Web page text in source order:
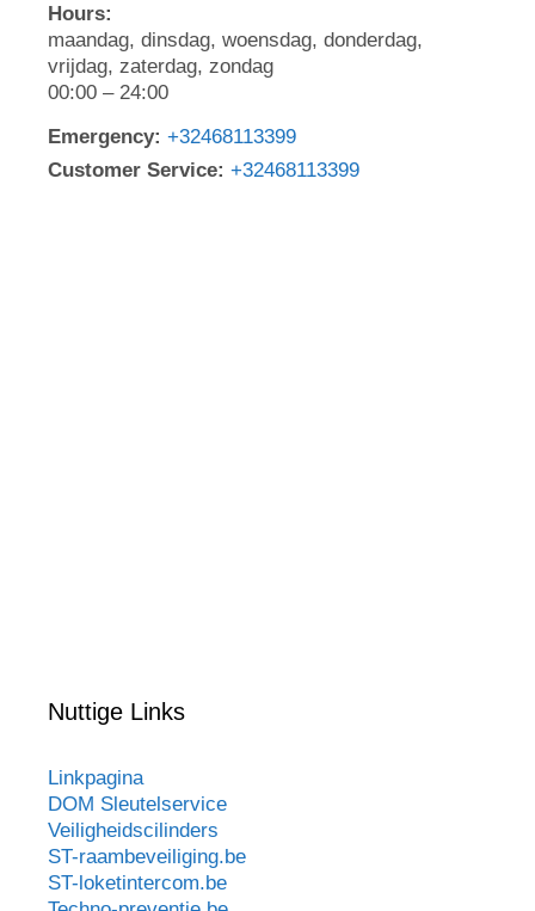
Hours:
maandag, dinsdag, woensdag, donderdag,
vrijdag, zaterdag, zondag
00:00 – 24:00
Emergency: +32468113399
Customer Service: +32468113399
Nuttige Links
Linkpagina
DOM Sleutelservice
Veiligheidscilinders
ST-raambeveiliging.be
ST-loketintercom.be